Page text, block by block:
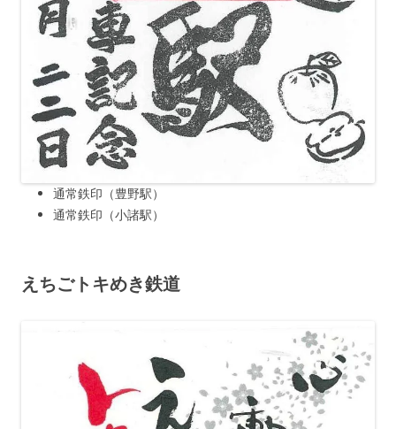
通常鉄印（豊野駅）
通常鉄印（小諸駅）
えちごトキめき鉄道